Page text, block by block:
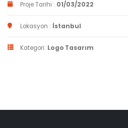
Proje Tarihi : 01/03/2022
Lokasyon : İstanbul
Kategori: Logo Tasarım